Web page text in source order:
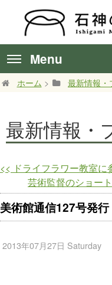
Menu
ホーム > 最新情報・
最新情報・
<< ドライフラワー教室
芸術監督のショ
美術館通信127号発行
2013年07月27日 Saturday